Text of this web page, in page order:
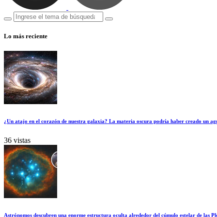
Lo más reciente
¿Un atajo en el corazón de nuestra galaxia? La materia oscura podría haber creado un
36 vistas
Astrónomos descubren una enorme estructura oculta alrededor del cúmulo estelar de las